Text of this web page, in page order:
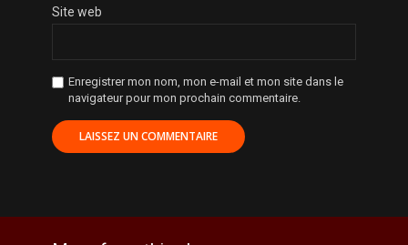
Site web
Enregistrer mon nom, mon e-mail et mon site dans le
navigateur pour mon prochain commentaire.